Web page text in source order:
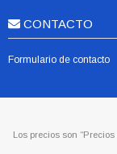
CONTACTO
Formulario de contacto
Los precios son